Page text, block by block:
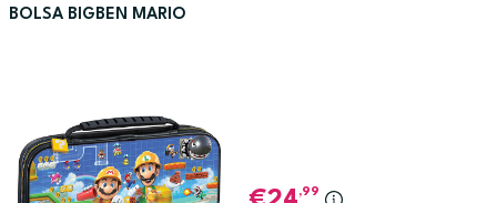
BOLSA BIGBEN MARIO
,99